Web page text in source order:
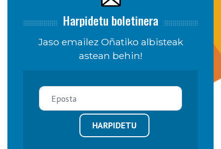
Harpidetu boletinera
Jaso emailez Oñatiko albisteak
astean behin!
HARPIDETU